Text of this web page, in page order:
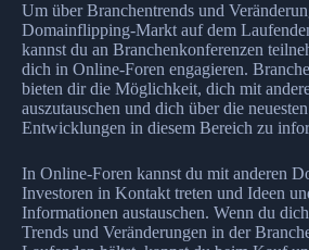
Um über Branchentrends und
Domainflipping-Markt auf dem
kannst du an Branchenkonferenzen
dich in Online-Foren engagieren.
bieten dir die Möglichkeit, dich mit
auszutauschen und dich über die neuesten
Entwicklungen in diesem Bereich zu
In Online-Foren kannst du mit anderen
Investoren in Kontakt treten und Ideen
Informationen austauschen. Wenn du
Trends und Veränderungen in der